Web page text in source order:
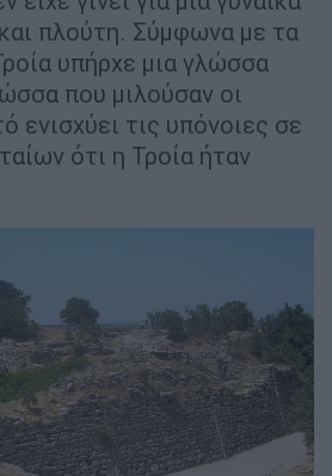
πλούτη. Σύμφωνα με τα
υπήρχε μια γλώσσα
που μιλούσαν οι
ενισχύει τις υπόνοιες σε
ότι η Τροία ήταν